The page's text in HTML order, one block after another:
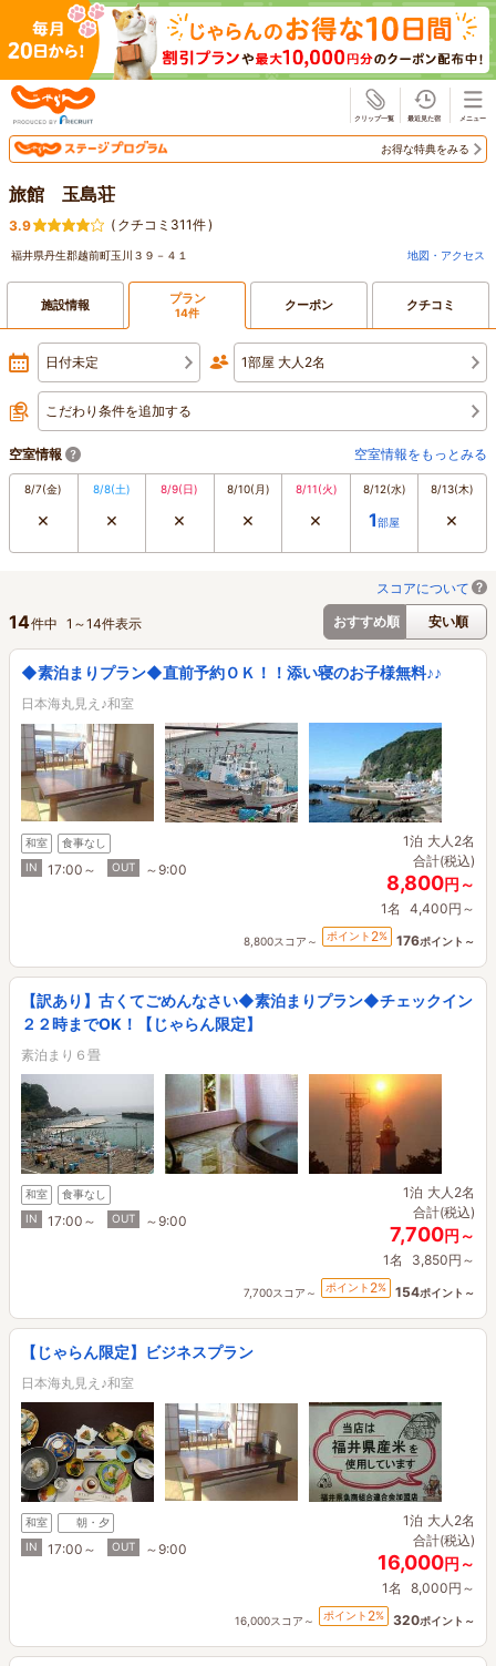
お得な特典をみる
旅館 玉島荘
3.9 ( クチコミ311件)
福井県丹生郡越前町玉川３９－４１ 地図・アクセス
施設情報 プラン
14件 クーポン クチコミ
日付未定 1部屋 大人2名
こだわり条件を追加する
空室情報 空室情報をもっとみる
8/7(金)
×
8/8(土)
×
8/9(日)
×
8/10(月)
×
8/11(火)
×
8/12(水)
1部屋
8/13(木)
×
スコアについて
おすすめ順
安い順
14件中 1 ～14件表示
◆素泊まりプラン◆直前予約ＯＫ！！添い寝のお子様無料♪♪
日本海丸見え♪和室
和室
食事なし
IN
17:00～ OUT ～9:00
1泊 大人2名
合計(税込)
8,800円～
1名 4,400円～
8,800スコア～ ポイント 2% 176ポイント～
【訳あり】古くてごめんなさい◆素泊まりプラン◆チェックイン
２２時までOK！【じゃらん限定】
素泊まり６畳
和室
食事なし
IN
17:00～ OUT ～9:00
1泊 大人2名
合計(税込)
7,700円～
1名 3,850円～
7,700スコア～ ポイント 2% 154ポイント～
【じゃらん限定】ビジネスプラン
日本海丸見え♪和室
和室
朝・夕
IN
17:00～ OUT ～9:00
1泊 大人2名
合計(税込)
16,000円～
1名 8,000円～
16,000スコア～ ポイント 2% 320ポイント～